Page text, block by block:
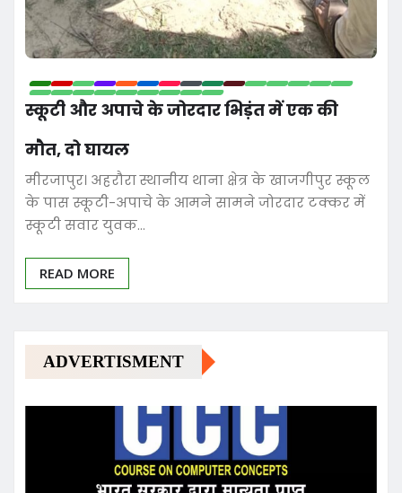
स्कूटी और अपाचे के जोरदार भिड़ंत में एक की
मौत, दो घायल
मीरजापुर। अहरौरा स्थानीय थाना क्षेत्र के खाजगीपुर स्कूल
के पास स्कूटी-अपाचे के आमने सामने जोरदार टक्कर में
स्कूटी सवार युवक…
READ MORE
ADVERTISMENT